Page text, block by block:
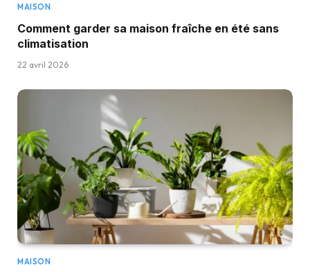
MAISON
Comment garder sa maison fraîche en été sans
climatisation
22 avril 2026
MAISON